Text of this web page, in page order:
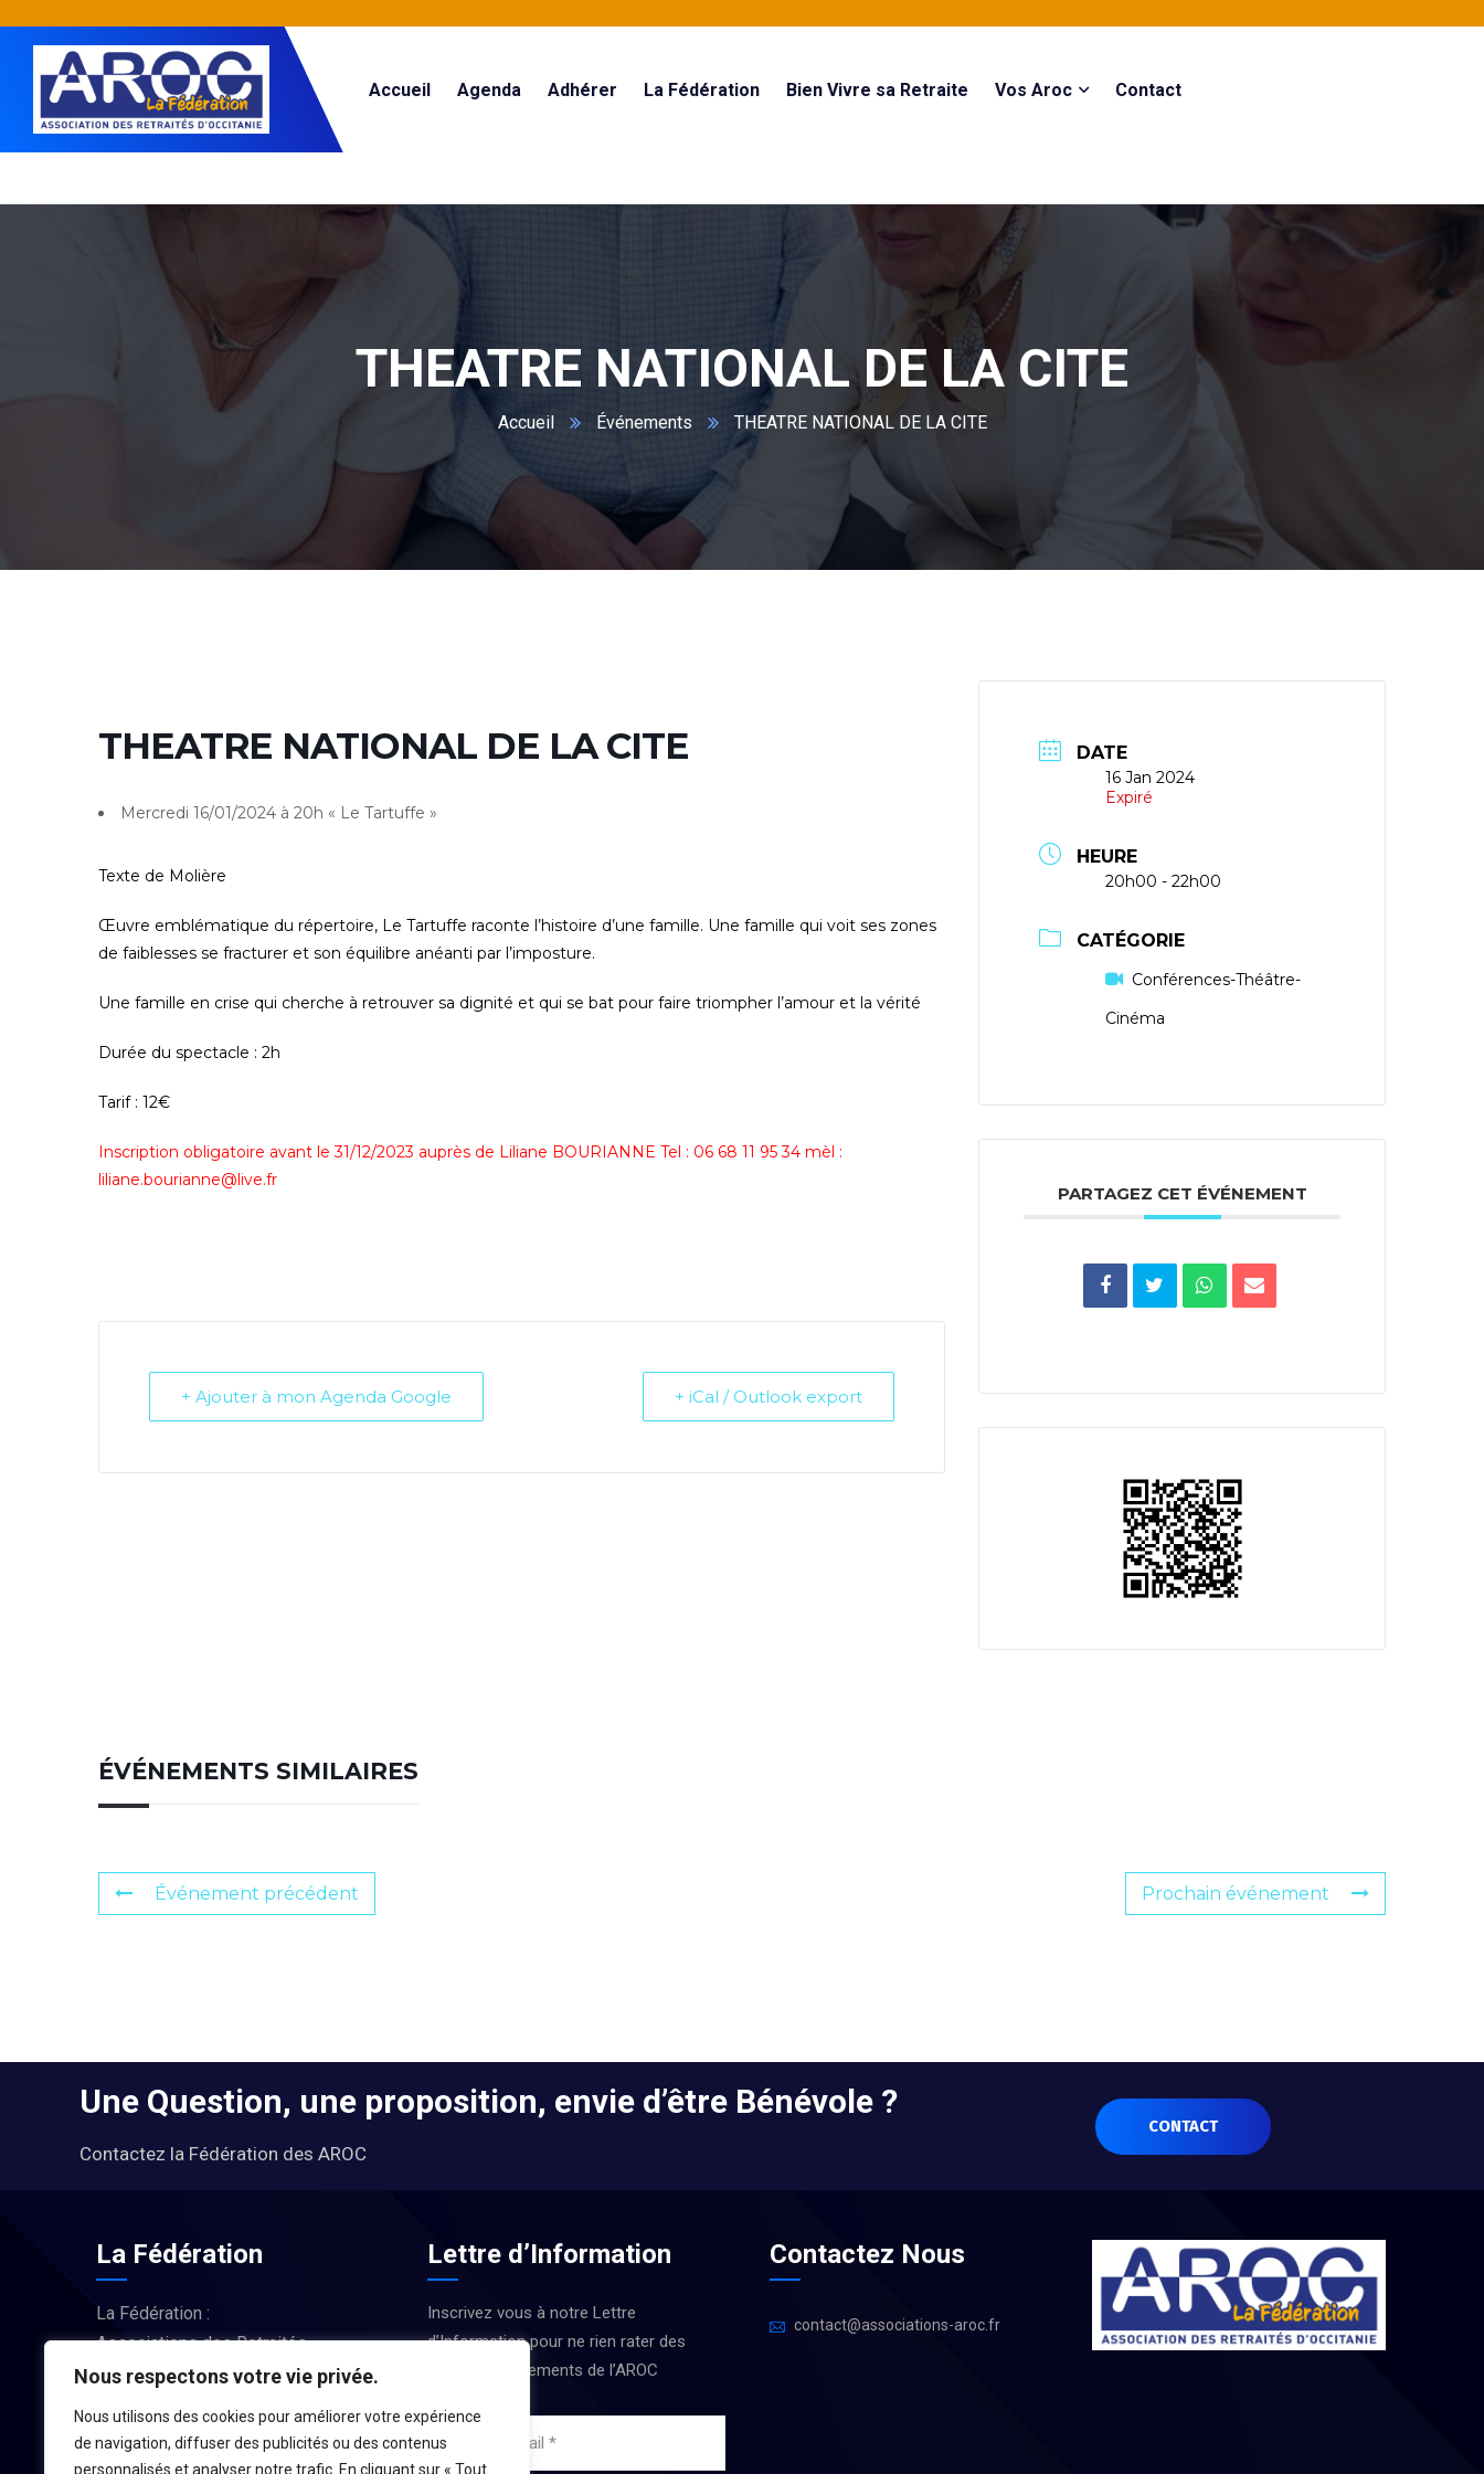
Nous respectons votre vie privée.
Nous utilisons des cookies pour améliorer votre expérience
de navigation, diffuser des publicités ou des contenus
personnalisés et analyser notre trafic. En cliquant sur « Tout
Accueil Agenda Adhérer La Fédération Bien Vivre sa Retraite Vos Aroc Contact
THEATRE NATIONAL DE LA CITE
Accueil Événements THEATRE NATIONAL DE LA CITE
THEATRE NATIONAL DE LA CITE
Mercredi 16/01/2024 à 20h « Le Tartuffe »
Texte de Molière
Œuvre emblématique du répertoire, Le Tartuffe raconte l’histoire d’une famille. Une famille qui voit ses zones
de faiblesses se fracturer et son équilibre anéanti par l’imposture.
Une famille en crise qui cherche à retrouver sa dignité et qui se bat pour faire triompher l’amour et la vérité
Durée du spectacle : 2h
Tarif : 12€
Inscription obligatoire avant le 31/12/2023 auprès de Liliane BOURIANNE Tel : 06 68 11 95 34 mèl :
liliane.bourianne@live.fr
+ Ajouter à mon Agenda Google + iCal / Outlook export
DATE
16 Jan 2024
Expiré
HEURE
20h00 - 22h00
CATÉGORIE
Conférences-Théâtre-
Cinéma
PARTAGEZ CET ÉVÉNEMENT
ÉVÉNEMENTS SIMILAIRES
Événement précédent Prochain événement
Une Question, une proposition, envie d’être Bénévole ?
Contactez la Fédération des AROC
CONTACT
La Fédération
La Fédération :
Associations des Retraités
d’Occitanie
LA FÉDÉRATION
Lettre d’Information
Inscrivez vous à notre Lettre
d’Information pour ne rien rater des
Actus et Évènements de l’AROC
Contactez Nous
contact@associations-aroc.fr